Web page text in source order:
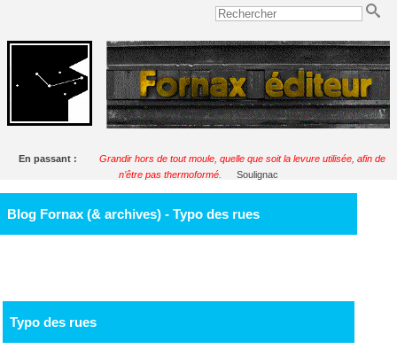
En passant :
Grandir hors de tout moule, quelle que soit la levure utilisée, afin de
n’être pas thermoformé.
Soulignac
Blog Fornax (& archives) - Typo des rues
Typo des rues